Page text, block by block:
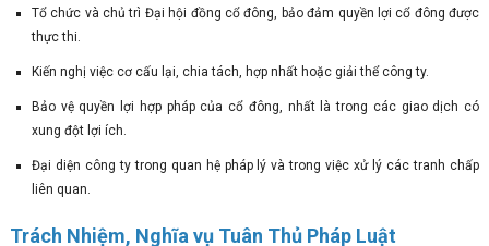
Tổ chức và chủ trì Đại hội đồng cổ đông, bảo đảm quyền lợi cổ đông được
thực thi.
Kiến nghị việc cơ cấu lại, chia tách, hợp nhất hoặc giải thể công ty.
Bảo vệ quyền lợi hợp pháp của cổ đông, nhất là trong các giao dịch có
xung đột lợi ích.
Đại diện công ty trong quan hệ pháp lý và trong việc xử lý các tranh chấp
liên quan.
Trách Nhiệm, Nghĩa vụ Tuân Thủ Pháp Luật